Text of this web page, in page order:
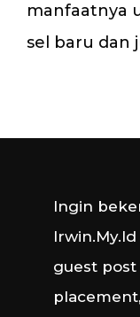
manfaatnya
sel baru dan
Ingin
guest